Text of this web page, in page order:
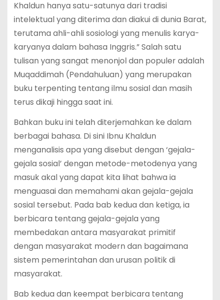
Khaldun hanya satu-satunya dari tradisi
intelektual yang diterima dan diakui di dunia Barat,
terutama ahli-ahli sosiologi yang menulis karya-
karyanya dalam bahasa Inggris.” Salah satu
tulisan yang sangat menonjol dan populer adalah
Muqaddimah (Pendahuluan) yang merupakan
buku terpenting tentang ilmu sosial dan masih
terus dikaji hingga saat ini.
Bahkan buku ini telah diterjemahkan ke dalam
berbagai bahasa. Di sini Ibnu Khaldun
menganalisis apa yang disebut dengan ‘gejala-
gejala sosial’ dengan metode-metodenya yang
masuk akal yang dapat kita lihat bahwa ia
menguasai dan memahami akan gejala-gejala
sosial tersebut. Pada bab kedua dan ketiga, ia
berbicara tentang gejala-gejala yang
membedakan antara masyarakat primitif
dengan masyarakat modern dan bagaimana
sistem pemerintahan dan urusan politik di
masyarakat.
Bab kedua dan keempat berbicara tentang